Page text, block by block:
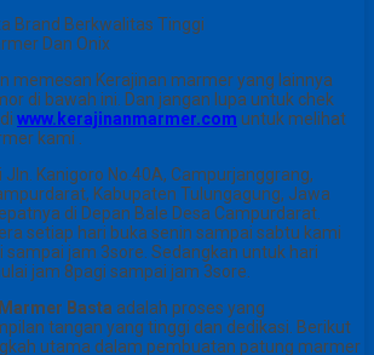
Brand Berkwalitas Tinggi
Dan Onix
memesan Kerajinan marmer yang lainnya
di bawah ini. Dan jangan lupa untuk chek
www.kerajinanmarmer.com untuk melihat
kami .
Kanigoro No.40A, Campurjanggrang,
Kabupaten Tulungagung, Jawa
di Depan Bale Desa Campurdarat.
setiap hari buka senin sampai sabtu kami
sampai jam 3sore. Sedangkan untuk hari
jam 8pagi sampai jam 3sore.
Basta adalah proses yang
tangan yang tinggi dan dedikasi. Berikut
utama dalam pembuatan patung marmer